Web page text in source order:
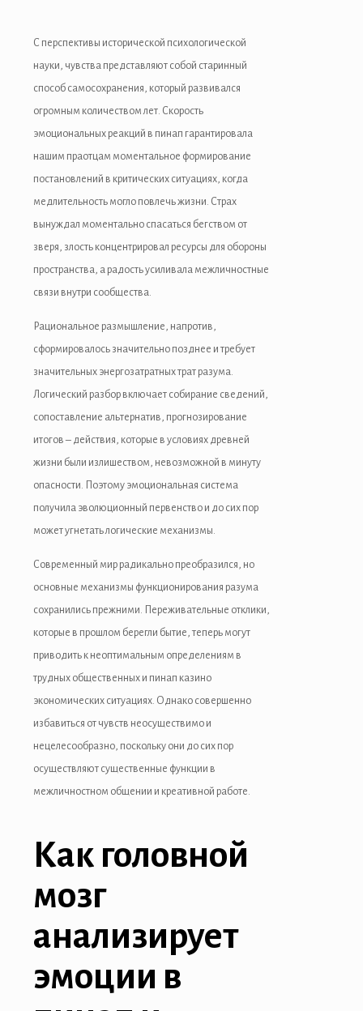
panel
panel
satın al
Panel
panel
bonusu
bonusu
bonusu
youtube mp3 downloader
Forum
escort
escort
giriş
çekici
С перспективы исторической психологической
науки, чувства представляют собой старинный
способ самосохранения, который развивался
огромным количеством лет. Скорость
эмоциональных реакций в пинап гарантировала
нашим праотцам моментальное формирование
постановлений в критических ситуациях, когда
медлительность могло повлечь жизни. Страх
вынуждал моментально спасаться бегством от
зверя, злость концентрировал ресурсы для обороны
пространства, а радость усиливала межличностные
связи внутри сообщества.
Рациональное размышление, напротив,
сформировалось значительно позднее и требует
значительных энергозатратных трат разума.
Логический разбор включает собирание сведений,
сопоставление альтернатив, прогнозирование
итогов – действия, которые в условиях древней
жизни были излишеством, невозможной в минуту
опасности. Поэтому эмоциональная система
получила эволюционный первенство и до сих пор
может угнетать логические механизмы.
Современный мир радикально преобразился, но
основные механизмы функционирования разума
сохранились прежними. Переживательные отклики,
которые в прошлом берегли бытие, теперь могут
приводить к неоптимальным определениям в
трудных общественных и пинап казино
экономических ситуациях. Однако совершенно
избавиться от чувств неосуществимо и
нецелесообразно, поскольку они до сих пор
осуществляют существенные функции в
межличностном общении и креативной работе.
Как головной
мозг
анализирует
эмоции в